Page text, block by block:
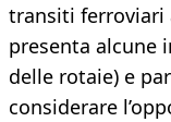
transiti ferroviari
presenta alcune
delle rotaie) e
considerare